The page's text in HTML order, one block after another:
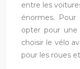
entre les
énormes.
opter pour une
choisir le vélo
pour les roues